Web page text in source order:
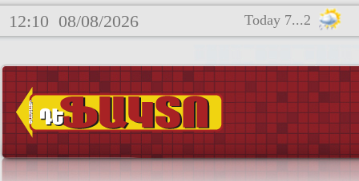
12:10 08/08/2026 Today 7...2